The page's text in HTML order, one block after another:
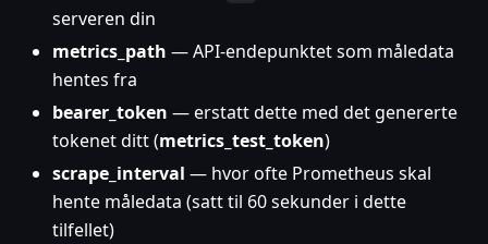
serveren din
metrics_path — API-endepunktet som måledata
hentes fra
bearer_token — erstatt dette med det genererte
tokenet ditt (metrics_test_token)
scrape_interval — hvor ofte Prometheus skal
hente måledata (satt til 60 sekunder i dette
tilfellet)